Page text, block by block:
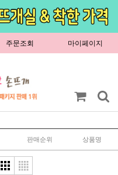
주문조회 마이페이지
판매순위 상품명